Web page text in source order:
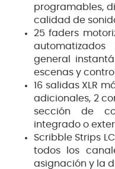
programables,
calidad de
25 faders
general
escenas y
16 salidas XLR
adicionales, 2
sección de
integrado o
Scribble Strips
todos los
asignación y la